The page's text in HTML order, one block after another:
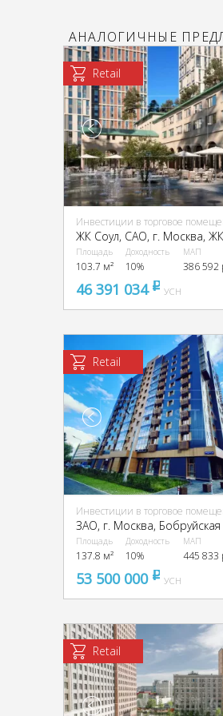
АНАЛОГИЧНЫЕ
Retail
Инвестиции в торговое
ЖК Соул, CАО, г. Москва, ЖК
Площадь
103.7 м²
Доходность
10%
МАП
386 592
46 391 034 pуб
УСН
Retail
Инвестиции в торговое
ЗАО, г. Москва, Бобруйская
Площадь
137.8 м²
Доходность
10%
МАП
445 833
53 500 000 pуб
УСН
Retail